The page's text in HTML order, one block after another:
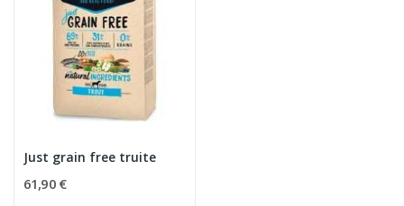
Just grain free truite
61,90 €